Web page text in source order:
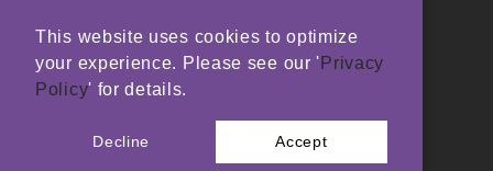
© ROHM Theatre Kyoto. All rights reserved.
トップページメインバナー 撮影：市川靖史
This website uses cookies to optimize
your experience. Please see our ' Privacy
Policy' for details.
Decline Accept